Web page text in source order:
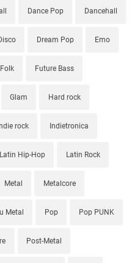
Dance Pop Dancehall
Dream Pop Emo
Folk Future Bass
Glam Hard rock
rock Indietronica
Latin Hip-Hop Latin Rock
Metal Metalcore
Metal Pop Pop PUNK
Post-Metal